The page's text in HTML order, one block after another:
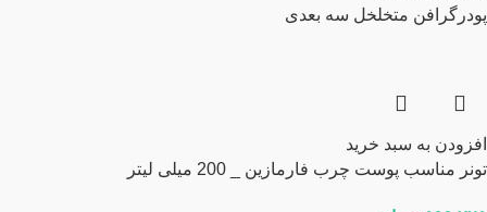
پودرگرافن متخلخل سه بعدی
افزودن به سبد خرید
تونر مناسب پوست چرب فارمازین _ 200 میلی لیتر